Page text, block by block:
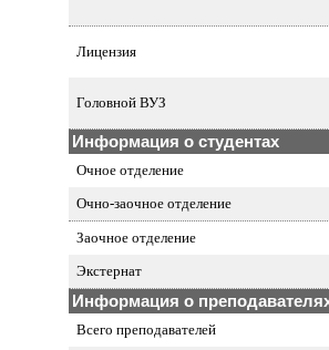
Лицензия
Головной ВУЗ
Информация о студентах
Очное отделение
Очно-заочное отделение
Заочное отделение
Экстернат
Информация о
Всего преподавателей